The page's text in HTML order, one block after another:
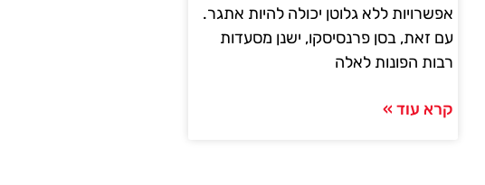
אפשרויות ללא גלוטן יכולה להיות אתגר.
עם זאת, בסן פרנסיסקו, ישנן מסעדות
רבות הפונות לאלה
קרא עוד »